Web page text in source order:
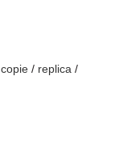
copie / replica /